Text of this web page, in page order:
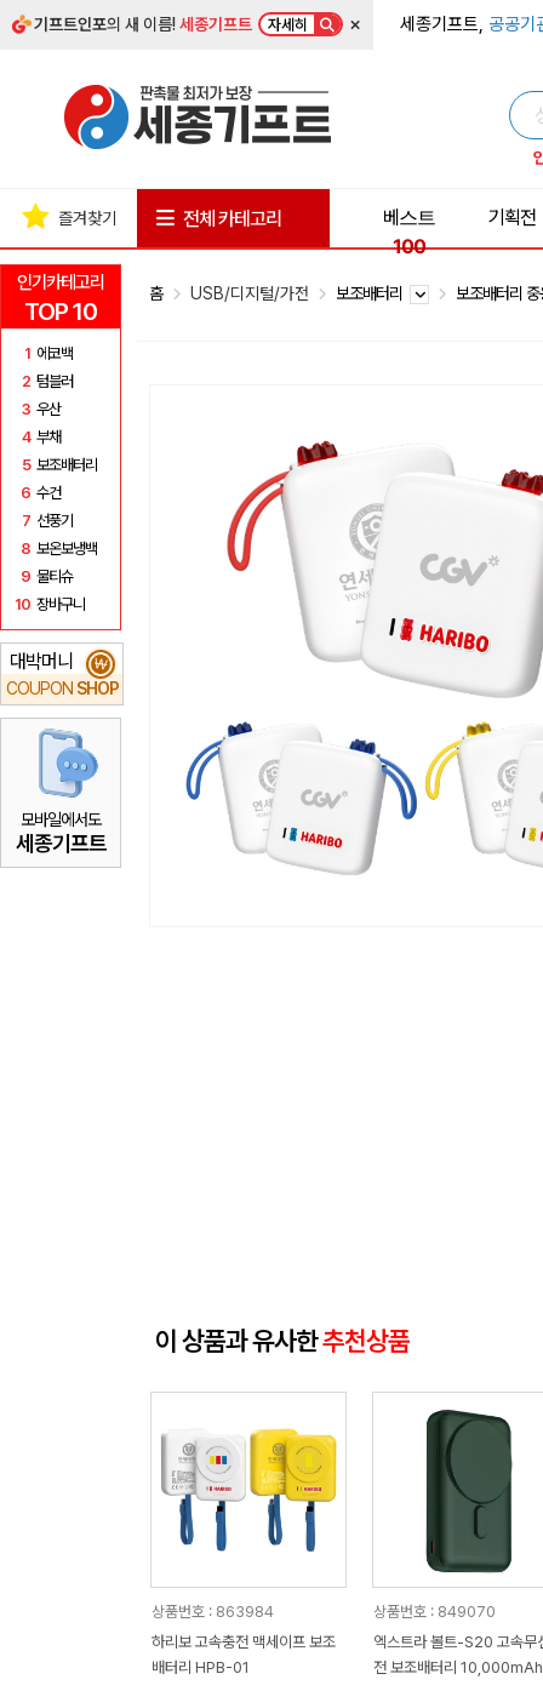
기프트인포의 새 이름!세종기프트 자세히 × 세종기프트, 공공기
인기카테고리
TOP 10
1 에코백
2 텀블러
3 우산
4 부채
5 보조배터리
6 수건
7 선풍기
8 보온보냉백
9 물티슈
10 장바구니
대박머니
COUPON SHOP
₩
모바일에서도
세종기프트
즐겨찾기 전체 카테고리
베스트
100
기획전
홈 USB/디지털/가전 보조배터리 보조배터리
이 상품과 유사한추천상품
상품번호 : 863984
하리보 고속충전 맥세이프 보조
배터리 HPB-01
상품번호 : 849070
엑스트라 볼트-S20 고속무
전 보조배터리 10,000mAh